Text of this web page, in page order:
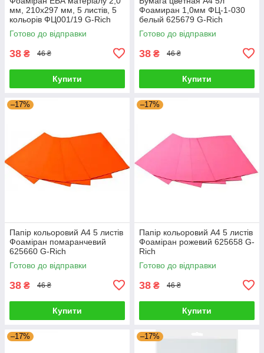
мм, 210х297 мм, 5 листів, 5
кольорів ФЦ001/19 G-Rich
Готово до відправки
38 ₴ 46 ₴
Купити
Фоамиран 1,0мм ФЦ-1-030
белый 625679 G-Rich
Готово до відправки
38 ₴ 46 ₴
Купити
–17%
Папір кольоровий А4 5 листів
Фоаміран помаранчевий
625660 G-Rich
Готово до відправки
38 ₴ 46 ₴
Купити
–17%
Папір кольоровий А4 5 листів
Фоаміран рожевий 625658 G-
Rich
Готово до відправки
38 ₴ 46 ₴
Купити
–17% –17%